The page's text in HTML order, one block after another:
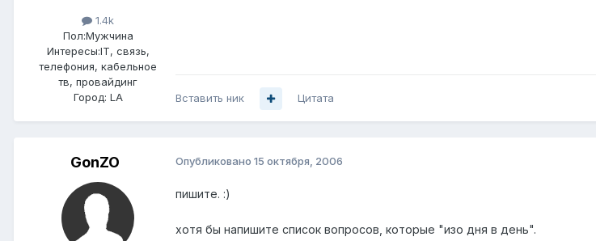
1.4k
Пол:Мужчина
Интересы:IT, связь,
телефония, кабельное
тв, провайдинг
Город: LA Вставить ник Цитата
GonZO Опубликовано 15 октября, 2006
пишите. :)
хотя бы напишите список вопросов, которые "изо дня в день".